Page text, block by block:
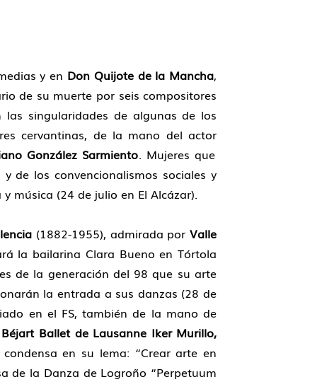
y en Don Quijote de la Mancha,
de su muerte por seis compositores
singularidades de algunas de los
cervantinas, de la mano del actor
González Sarmiento. Mujeres que
de los convencionalismos sociales y
música (24 de julio en El Alcázar).
(1882-1955), admirada porValle
la bailarina Clara Bueno en Tórtola
de la generación del 98 que su arte
la entrada a sus danzas (28 de
en el FS, también de la mano de
Béjart Ballet de Lausanne Iker Murillo,
en su lema: “Crear arte en
de la Danza de Logroño “Perpetuum